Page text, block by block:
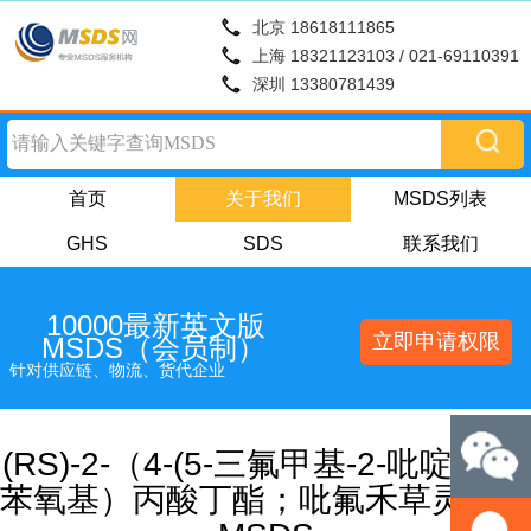
北京 18618111865
上海 18321123103 / 021-69110391
深圳 13380781439
首页 关于我们 MSDS列表
GHS SDS 联系我们
10000最新英文版
MSDS（会员制）
针对供应链、物流、货代企业
立即申请权限
(RS)-2-（4-(5-三氟甲基-2-吡啶氧基)
苯氧基）丙酸丁酯；吡氟禾草灵丁酯